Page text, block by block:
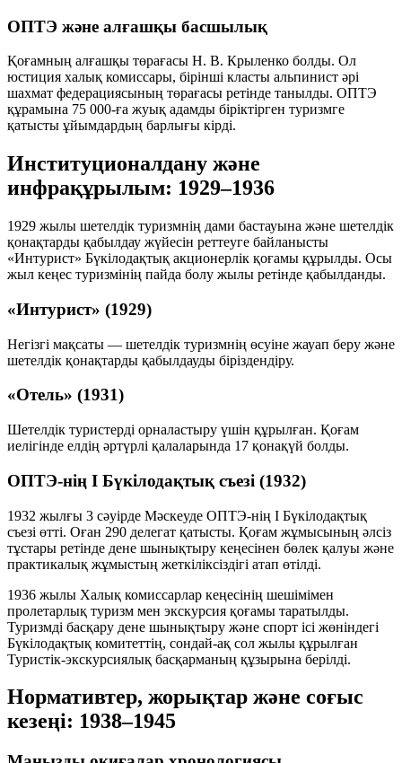
ОПТЭ және алғашқы басшылық
Қоғамның алғашқы төрағасы Н. В. Крыленко болды. Ол
юстиция халық комиссары, бірінші класты альпинист әрі
шахмат федерациясының төрағасы ретінде танылды. ОПТЭ
құрамына 75 000-ға жуық адамды біріктірген туризмге
қатысты ұйымдардың барлығы кірді.
Институционалдану және
инфрақұрылым: 1929–1936
1929 жылы шетелдік туризмнің дами бастауына және шетелдік
қонақтарды қабылдау жүйесін реттеуге байланысты
«Интурист» Бүкілодақтық акционерлік қоғамы құрылды. Осы
жыл кеңес туризмінің пайда болу жылы ретінде қабылданды.
«Интурист» (1929)
Негізгі мақсаты — шетелдік туризмнің өсуіне жауап беру және
шетелдік қонақтарды қабылдауды біріздендіру.
«Отель» (1931)
Шетелдік туристерді орналастыру үшін құрылған. Қоғам
иелігінде елдің әртүрлі қалаларында 17 қонақүй болды.
ОПТЭ-нің І Бүкілодақтық съезі (1932)
1932 жылғы 3 сәуірде Мәскеуде ОПТЭ-нің І Бүкілодақтық
съезі өтті. Оған 290 делегат қатысты. Қоғам жұмысының әлсіз
тұстары ретінде дене шынықтыру кеңесінен бөлек қалуы және
практикалық жұмыстың жеткіліксіздігі атап өтілді.
1936 жылы Халық комиссарлар кеңесінің шешімімен
пролетарлық туризм мен экскурсия қоғамы таратылды.
Туризмді басқару дене шынықтыру және спорт ісі жөніндегі
Бүкілодақтық комитеттің, сондай-ақ сол жылы құрылған
Туристік-экскурсиялық басқарманың құзырына берілді.
Нормативтер, жорықтар және соғыс
кезеңі: 1938–1945